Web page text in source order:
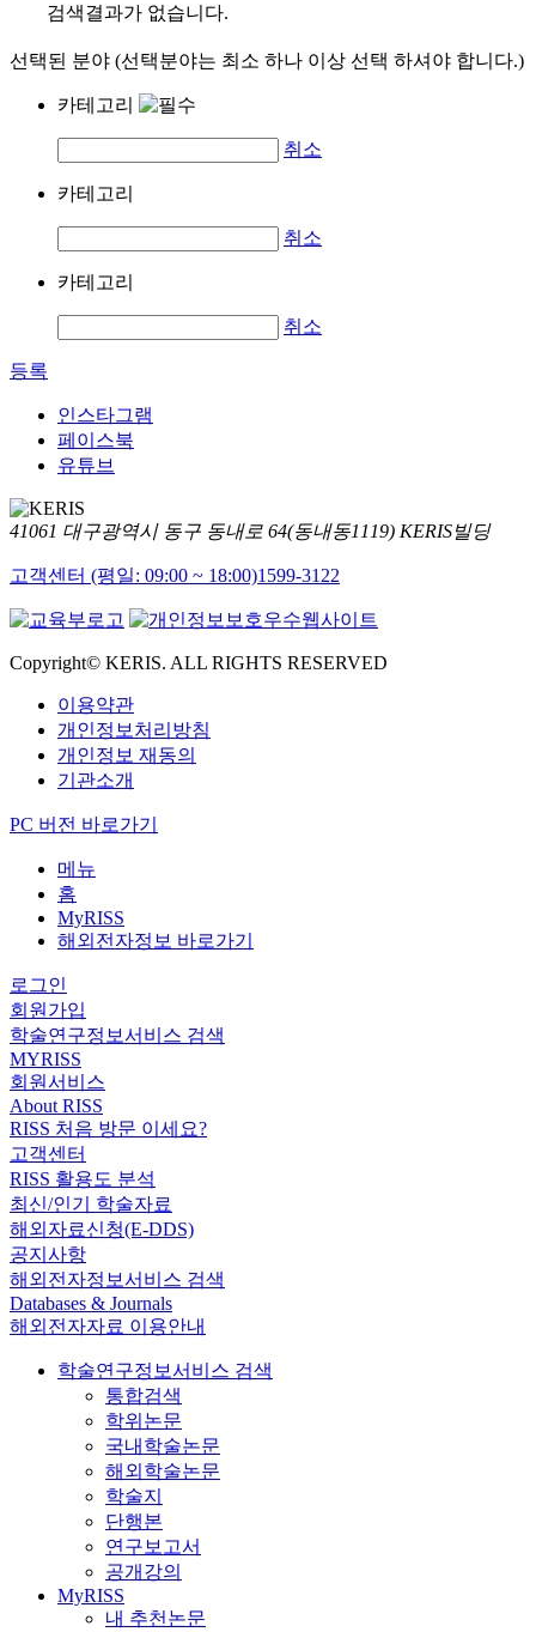
검색결과가 없습니다.
선택된 분야 (선택분야는 최소 하나 이상 선택 하셔야 합니다.)
카테고리
취소
카테고리
취소
카테고리
취소
등록
인스타그램
페이스북
유튜브
41061 대구광역시 동구 동내로 64(동내동1119) KERIS빌딩
고객센터 (평일: 09:00 ~ 18:00)1599-3122
Copyright© KERIS. ALL RIGHTS RESERVED
이용약관
개인정보처리방침
개인정보 재동의
기관소개
PC 버전 바로가기
메뉴
홈
MyRISS
해외전자정보 바로가기
로그인
회원가입
학술연구정보서비스 검색
MYRISS
회원서비스
About RISS
RISS 처음 방문 이세요?
고객센터
RISS 활용도 분석
최신/인기 학술자료
해외자료신청(E-DDS)
공지사항
해외전자정보서비스 검색
Databases & Journals
해외전자자료 이용안내
학술연구정보서비스 검색
통합검색
학위논문
국내학술논문
해외학술논문
학술지
단행본
연구보고서
공개강의
MyRISS
내 추천논문